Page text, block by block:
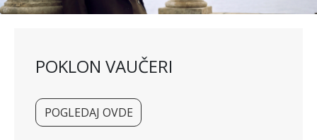
POKLON VAUČERI
POGLEDAJ OVDE